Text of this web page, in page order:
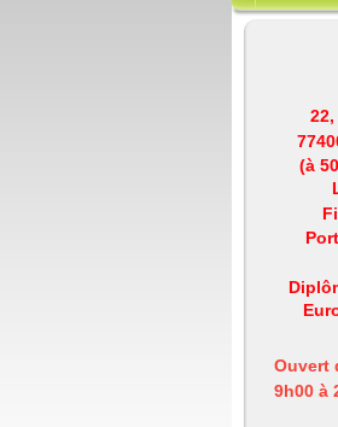
(à
Ouvert
9h00 à